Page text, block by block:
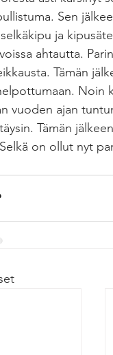
Sen
ja
ahtautta.
Tämän
Noin
vuoden ajan
Tämän
on ollut nyt